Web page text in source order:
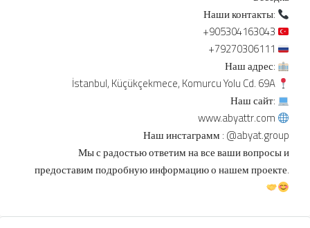
Наши контакты:
+905304163043
+79270306111
Наш адрес:
İstanbul, Küçükçekmece, Komurcu Yolu Cd. 69A
Наш сайт:
www.abyattr.com
Наш инстаграмм : @abyat.group
Мы с радостью ответим на все ваши вопросы и
предоставим подробную информацию о нашем проекте.